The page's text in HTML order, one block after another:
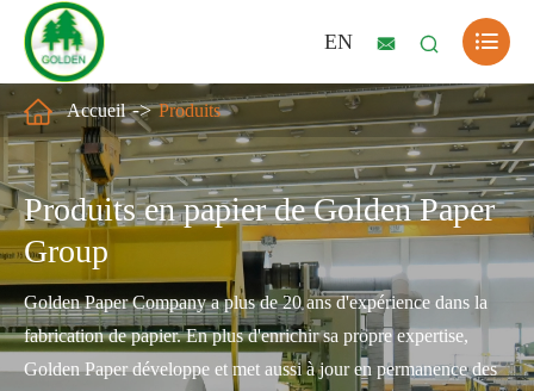
EN   
Produits en papier de Golden Paper
Group
Golden Paper Company a plus de 20 ans d'expérience dans la
fabrication de papier. En plus d'enrichir sa propre expertise,
Golden Paper développe et met aussi à jour en permanence des
 Accueil Produits